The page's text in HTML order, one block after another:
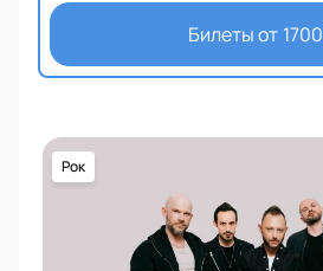
Билеты от 1700
Рок